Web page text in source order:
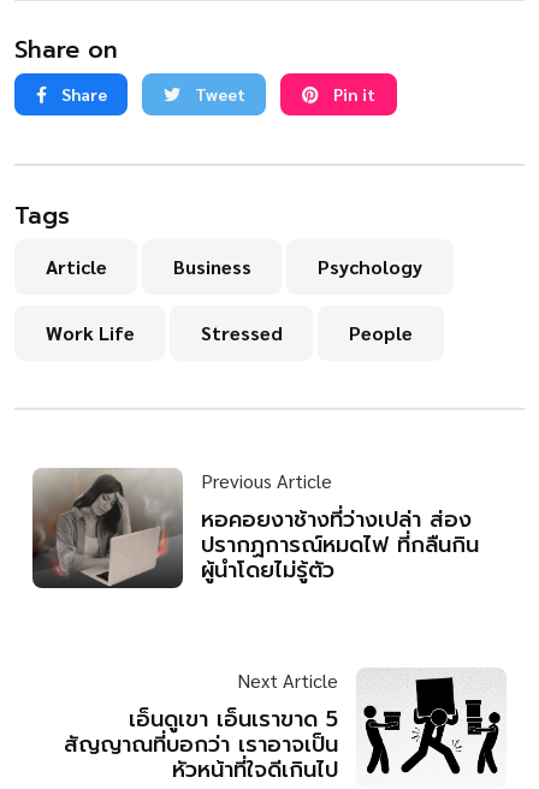
Share on
Share Tweet Pin it
Tags
Article Business Psychology
Work Life Stressed People
Previous Article
หอคอยงาช้างที่ว่างเปล่า ส่อง
ปรากฏการณ์หมดไฟ ที่กลืนกิน
ผู้นำโดยไม่รู้ตัว
Next Article
เอ็นดูเขา เอ็นเราขาด 5
สัญญาณที่บอกว่า เราอาจเป็น
หัวหน้าที่ใจดีเกินไป